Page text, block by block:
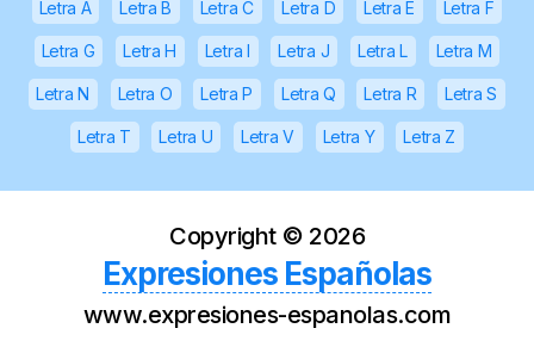
Letra A Letra B Letra C Letra D Letra E Letra F
Letra G Letra H Letra I Letra J Letra L Letra M
Letra N Letra O Letra P Letra Q Letra R Letra S
Letra T Letra U Letra V Letra Y Letra Z
Copyright © 2026
Expresiones Españolas
www.expresiones-espanolas.com